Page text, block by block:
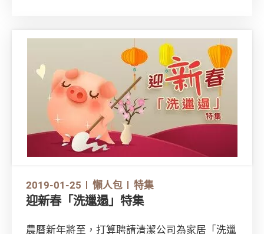
2019-01-25 懶人包 特集
迎新春「洗邋遢」特集
農曆新年將至，打算聘請清潔公司為家居「洗邋